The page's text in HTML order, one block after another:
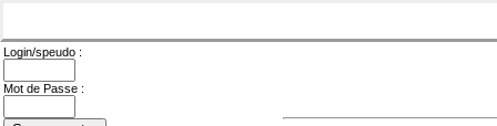
Login/speudo :
Mot de Passe :